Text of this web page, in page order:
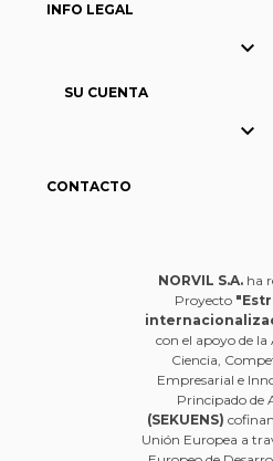
INFO LEGAL

SU CUENTA

CONTACTO
NORVIL S.A. ha
Proyecto
con el apoyo de la
Ciencia,
Empresarial e
Principado de
(SEKUENS)
Unión Europea a